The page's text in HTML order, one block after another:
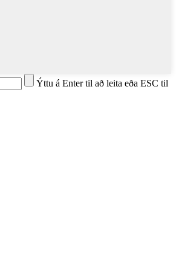
Ýttu á Enter til að leita eða ESC til